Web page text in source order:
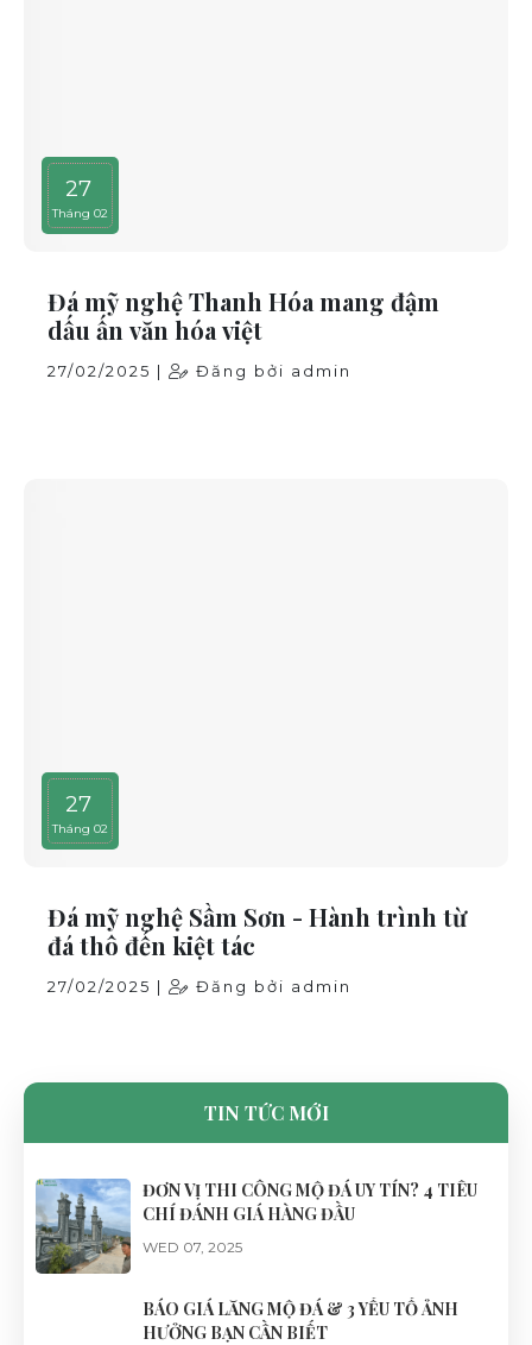
27
Tháng 02
Đá mỹ nghệ Thanh Hóa mang đậm
dấu ấn văn hóa việt
27/02/2025 | Đăng bởi admin
27
Tháng 02
Đá mỹ nghệ Sầm Sơn - Hành trình từ
đá thô đến kiệt tác
27/02/2025 | Đăng bởi admin
TIN TỨC MỚI
ĐƠN VỊ THI CÔNG MỘ ĐÁ UY TÍN? 4 TIÊU
CHÍ ĐÁNH GIÁ HÀNG ĐẦU
WED 07, 2025
BÁO GIÁ LĂNG MỘ ĐÁ & 3 YẾU TỐ ẢNH
HƯỞNG BẠN CẦN BIẾT